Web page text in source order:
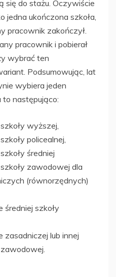
się do stażu. Oczywiście
jedna ukończona szkoła,
pracownik zakończył.
pracownik i pobierał
wybrać ten
Podsumowując, lat
wybiera jeden
to następująco:
wyższej,
policealnej,
średniej
zawodowej dla
(równorzędnych)
średniej szkoły
zasadniczej lub innej